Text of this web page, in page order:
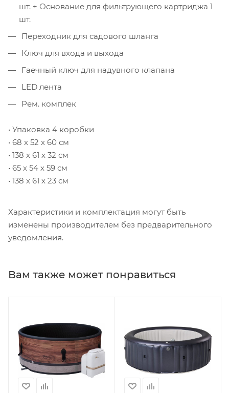
шт. + Основание для фильтрующего картриджа 1
шт.
Переходник для садового шланга
Ключ для входа и выхода
Гаечный ключ для надувного клапана
LED лента
Рем. комплек
• Упаковка 4 коробки
• 68 х 52 х 60 см
• 138 х 61 х 32 см
• 65 х 54 х 59 см
• 138 х 61 х 23 см
Характеристики и комплектация могут быть
изменены производителем без предварительного
уведомления.
Вам также может понравиться